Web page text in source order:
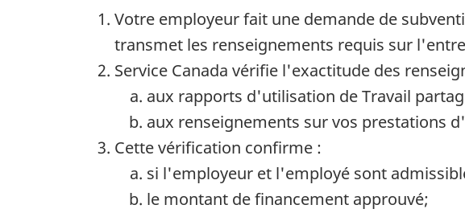
Votre employeur fait une demande de
transmet les renseignements requis sur
Service Canada vérifie l'exactitude des
aux rapports d'utilisation de Travail
aux renseignements sur vos prestations
Cette vérification confirme :
si l'employeur et l'employé sont
le montant de financement approuvé;